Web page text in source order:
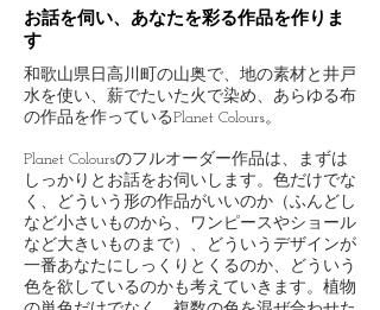
お話を伺い、あなたを彩る作品を作りま
す
和歌山県日高川町の山奥で、地の素材と井戸
水を使い、薪でたいた火で染め、あらゆる布
の作品を作っているPlanet Colours。
Planet Coloursのフルオーダー作品は、まずは
しっかりとお話をお伺いします。色だけでな
く、どういう形の作品がいいのか（ふんどし
など小さいものから、ワンピースやショール
など大きいものまで）、どういうデザインが
一番あなたにしっくりとくるのか、どういう
色を欲しているのかも考えていきます。植物